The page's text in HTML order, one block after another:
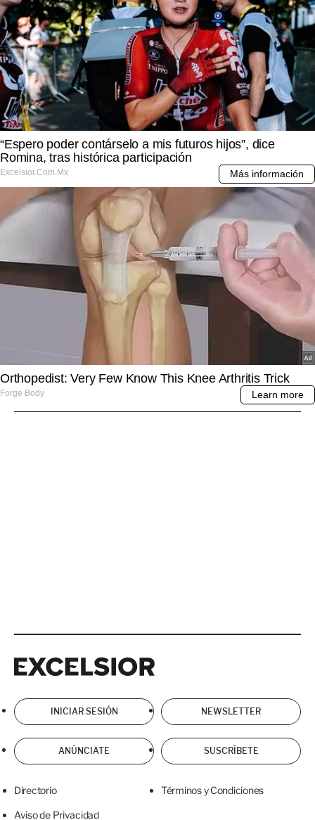
INICIAR SESIÓN NEWSLETTER
ANÚNCIATE SUSCRÍBETE
Directorio Términos y Condiciones
Aviso de Privacidad